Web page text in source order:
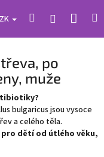
Hledat Přihlášení
po
muže
bulgaricus jsou vysoce
a celého těla.
dětí od útlého věku,